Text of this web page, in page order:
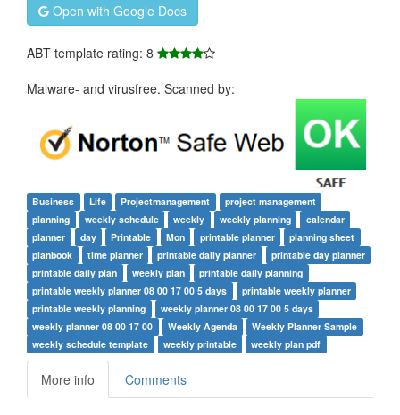
Open with Google Docs
ABT template rating: 8
Malware- and virusfree. Scanned by:
Business Life Projectmanagement
project management
planning
weekly schedule weekly weekly planning
calendar
planner
day Printable Mon printable planner
planning sheet
planbook
time planner printable daily planner
printable day planner
printable daily plan
weekly plan
printable daily planning
printable weekly planner 08 00 17 00 5 days
printable weekly planner
printable weekly planning
weekly planner 08 00 17 00 5 days
weekly planner 08 00 17 00
Weekly Agenda
Weekly Planner Sample
weekly schedule template
weekly printable weekly plan pdf
More info Comments